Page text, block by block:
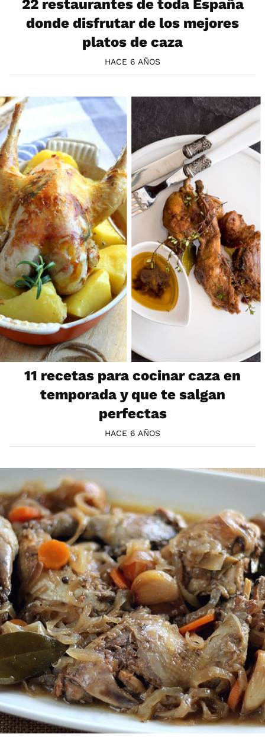
22 restaurantes de toda España
donde disfrutar de los mejores
platos de caza
HACE 6 AÑOS
11 recetas para cocinar caza en
temporada y que te salgan
perfectas
HACE 6 AÑOS